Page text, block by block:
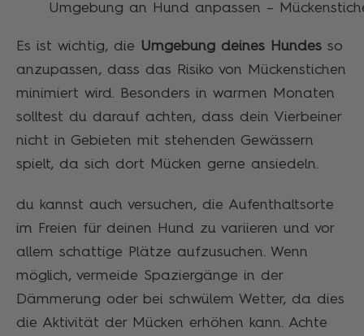
Umgebung an Hund anpassen –
Es ist wichtig, die Umgebung deines Hundes so
anzupassen, dass das Risiko von Mückenstichen
minimiert wird. Besonders in warmen Monaten
solltest du darauf achten, dass dein Vierbeiner
nicht in Gebieten mit stehenden Gewässern
spielt, da sich dort Mücken gerne ansiedeln.
du kannst auch versuchen, die Aufenthaltsorte
im Freien für deinen Hund zu variieren und vor
allem schattige Plätze aufzusuchen. Wenn
möglich, vermeide Spaziergänge in der
Dämmerung oder bei schwülem Wetter, da dies
die Aktivität der Mücken erhöhen kann. Achte